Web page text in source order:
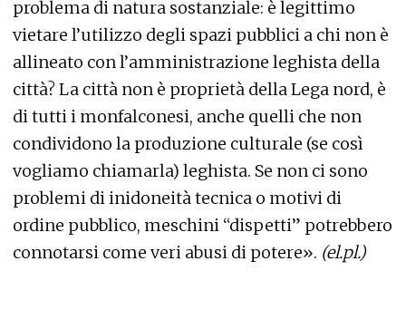
problema di natura sostanziale: è legittimo
vietare l’utilizzo degli spazi pubblici a chi non è
allineato con l’amministrazione leghista della
città? La città non è proprietà della Lega nord, è
di tutti i monfalconesi, anche quelli che non
condividono la produzione culturale (se così
vogliamo chiamarla) leghista. Se non ci sono
problemi di inidoneità tecnica o motivi di
ordine pubblico, meschini “dispetti” potrebbero
connotarsi come veri abusi di potere». (el.pl.)